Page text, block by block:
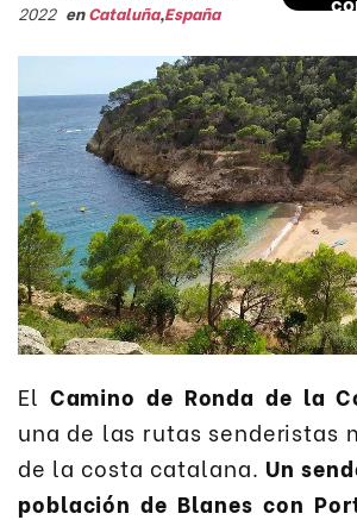
2022 enCataluña,España
El Camino de Ronda de la
una de las rutas senderistas
de la costa catalana. Un
población de Blanes con